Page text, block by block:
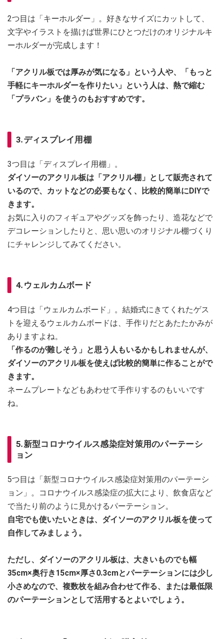
2つ目は「キーホルダー」。好きなサイズにカットして、
文字やイラストを描けば世界にひとつだけのオリジナルキ
ーホルダーが完成します！
「アクリル板では厚みが気になる」という人や、「もっと
手軽にキーホルダーを作りたい」という人は、熱で縮む
「プラバン」を使うのもおすすめです。
3.ディスプレイ用棚
3つ目は「ディスプレイ用棚」。
ダイソーのアクリル板は「アクリル棚」として販売されて
いるので、カットなどの必要もなく、比較的簡単にDIYで
きます。
お気に入りのフィギュアやグッズを飾ったり、造花などで
デコレーションしたりと、思い思いのオリジナル棚づくり
にチャレンジしてみてください。
4.ウェルカムボード
4つ目は「ウェルカムボード」。結婚式にきてくれたゲス
トを迎えるウェルカムボードは、手作りだとあたたかみが
ありますよね。
「作るのが難しそう」と思う人もいるかもしれませんが、
ダイソーのアクリル板を使えば比較的簡単に作ることがで
きます。
ネームプレートなどもあわせて手作りするのもいいです
ね。
5.新型コロナウイルス感染症対策用のパーテーシ
ョン
5つ目は「新型コロナウイルス感染症対策用のパーテーシ
ョン」。コロナウイルス感染症の拡大により、飲食店など
で当たり前のように見かけるパーテーション。
自宅でも使いたいときは、ダイソーのアクリル板を使って
自作してみましょう。
ただし、ダイソーのアクリル板は、大きいものでも幅
35cm×奥行き15cm×厚さ0.3cmとパーテーションには少し
小さめなので、複数枚を組み合わせて作る、または最低限
のパーテーションとして活用するとよいでしょう。